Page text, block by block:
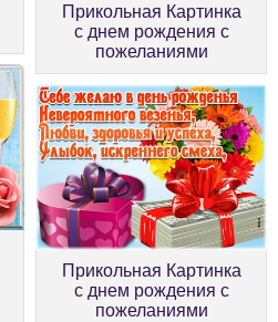
Прикольная Картинка
с днем рождения с
пожеланиями
Прикольная Картинка
с днем рождения с
пожеланиями